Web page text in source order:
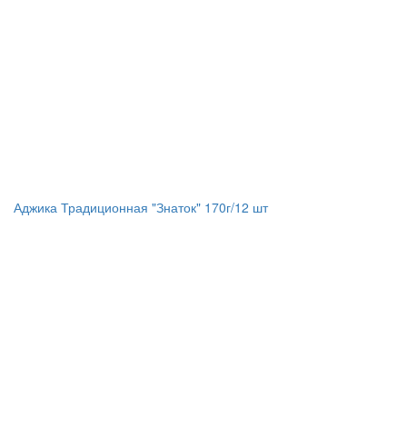
Аджика Традиционная "Знаток" 170г/12 шт